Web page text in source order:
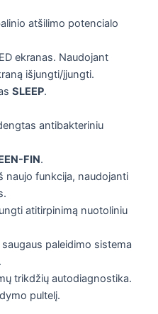
atšilimo potencialo
ekranas. Naudojant
išjungti/įjungti.
SLEEP.
antibakteriniu
FIN.
naujo funkcija, naudojanti
atitirpinimą nuotoliniu
paleidimo sistema
trikdžių autodiagnostika.
pultelį.